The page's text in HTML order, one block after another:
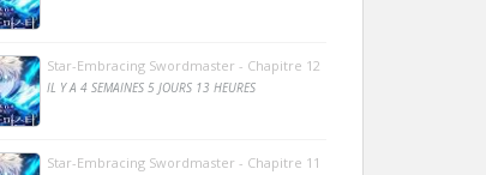
Star-Embracing Swordmaster - Chapitre 12
IL Y A 4 SEMAINES 5 JOURS 13 HEURES
Star-Embracing Swordmaster - Chapitre 11